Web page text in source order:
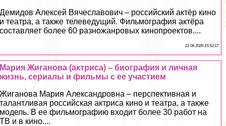
Демидов Алексей Вячеславович – российский актёр кино
и театра, а также телеведущий. Фильмография актёра
составляет более 60 разножанровых кинопроектов....
21 06 2026 15:53:17
Мария Жиганова (актриса) – биография и личная
жизнь, сериалы и фильмы с ее участием
Жиганова Мария Александровна – перспективная и
талантливая российская актриса кино и театра, а также
модель. В ее фильмографию входит более 30 работ на
ТВ и в кино....